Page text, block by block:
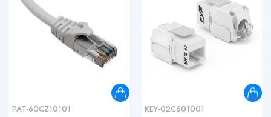
PAT-60CZ10101 KEY-02C601001